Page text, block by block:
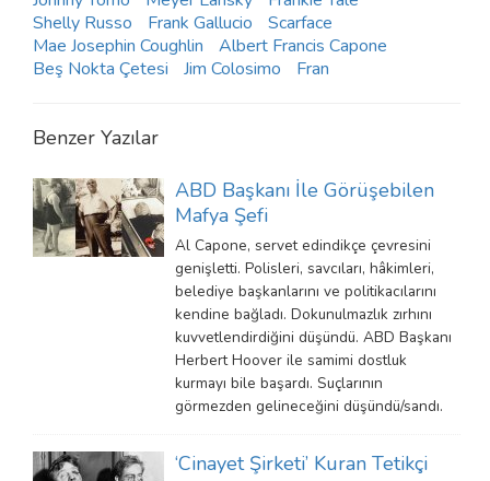
Shelly Russo
Frank Gallucio
Scarface
Mae Josephin Coughlin
Albert Francis Capone
Beş Nokta Çetesi
Jim Colosimo Fran
Benzer Yazılar
ABD Başkanı İle Görüşebilen
Mafya Şefi
Al Capone, servet edindikçe çevresini
genişletti. Polisleri, savcıları, hâkimleri,
belediye başkanlarını ve politikacılarını
kendine bağladı. Dokunulmazlık zırhını
kuvvetlendirdiğini düşündü. ABD Başkanı
Herbert Hoover ile samimi dostluk
kurmayı bile başardı. Suçlarının
görmezden gelineceğini düşündü/sandı.
‘Cinayet Şirketi’ Kuran Tetikçi